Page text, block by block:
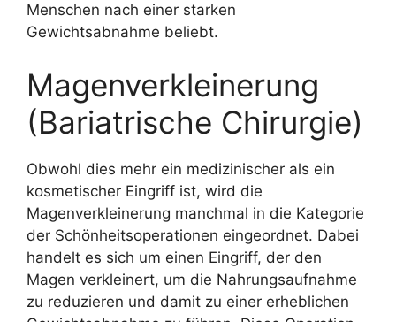
Menschen nach einer starken
Gewichtsabnahme beliebt.
Magenverkleinerung
(Bariatrische Chirurgie)
Obwohl dies mehr ein medizinischer als ein
kosmetischer Eingriff ist, wird die
Magenverkleinerung manchmal in die Kategorie
der Schönheitsoperationen eingeordnet. Dabei
handelt es sich um einen Eingriff, der den
Magen verkleinert, um die Nahrungsaufnahme
zu reduzieren und damit zu einer erheblichen